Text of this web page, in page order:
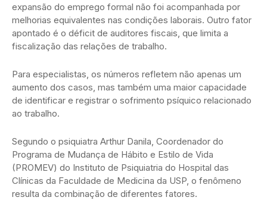
expansão do emprego formal não foi acompanhada por
melhorias equivalentes nas condições laborais. Outro fator
apontado é o déficit de auditores fiscais, que limita a
fiscalização das relações de trabalho.
Para especialistas, os números refletem não apenas um
aumento dos casos, mas também uma maior capacidade
de identificar e registrar o sofrimento psíquico relacionado
ao trabalho.
Segundo o psiquiatra Arthur Danila, Coordenador do
Programa de Mudança de Hábito e Estilo de Vida
(PROMEV) do Instituto de Psiquiatria do Hospital das
Clínicas da Faculdade de Medicina da USP, o fenômeno
resulta da combinação de diferentes fatores.